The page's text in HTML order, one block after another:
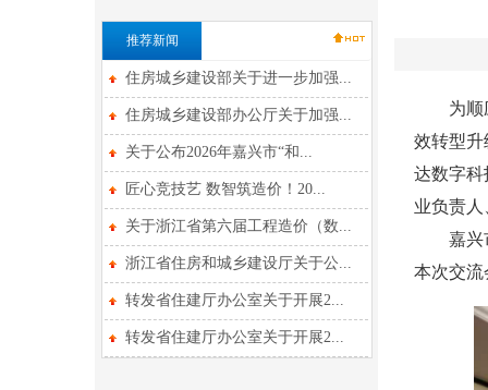
推荐新闻
住房城乡建设部关于进一步加强...
住房城乡建设部办公厅关于加强...
关于公布2026年嘉兴市“和...
匠心竞技艺 数智筑造价！20...
关于浙江省第六届工程造价（数...
浙江省住房和城乡建设厅关于公...
转发省住建厅办公室关于开展2...
转发省住建厅办公室关于开展2...
为顺应
效转型升
达数字
业负责
嘉兴市
本次交流